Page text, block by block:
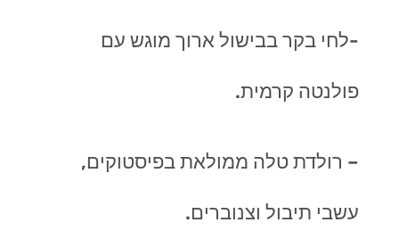
-לחי בקר בבישול ארוך מוגש עם
פולנטה קרמית.
– רולדת טלה ממולאת בפיסטוקים,
עשבי תיבול וצנוברים.